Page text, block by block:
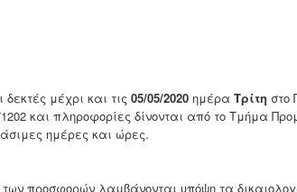
μέχρι και τις 05/05/2020 ημέρα Τρίτη στο
και πληροφορίες δίνονται από το Τμήμα
ημέρες και ώρες.
των προσφορών λαμβάνονται υπόψη τα